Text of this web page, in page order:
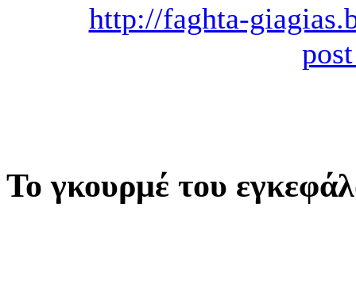
http://faghta-
Το γκουρμέ του